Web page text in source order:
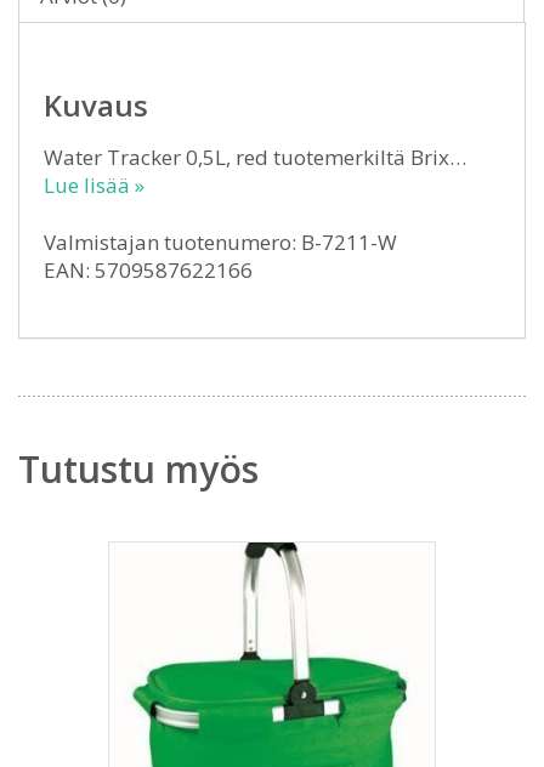
Kuvaus
Water Tracker 0,5L, red tuotemerkiltä Brix…
Lue lisää »
Valmistajan tuotenumero: B-7211-W
EAN: 5709587622166
Tutustu myös